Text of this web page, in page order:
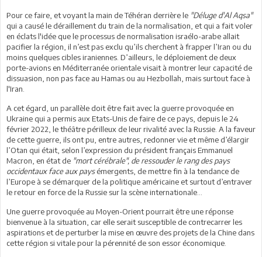
Pour ce faire, et voyant la main de Téhéran derrière le "Déluge d'Al Aqsa"
qui a causé le déraillement du train de la normalisation, et qui a fait voler
en éclats l'idée que le processus de normalisation israélo-arabe allait
pacifier la région, il n’est pas exclu qu’ils cherchent à frapper l’Iran ou du
moins quelques cibles iraniennes. D’ailleurs, le déploiement de deux
porte-avions en Méditerranée orientale visait à montrer leur capacité de
dissuasion, non pas face au Hamas ou au Hezbollah, mais surtout face à
l'Iran.
A cet égard, un parallèle doit être fait avec la guerre provoquée en
Ukraine qui a permis aux Etats-Unis de faire de ce pays, depuis le 24
février 2022, le théâtre périlleux de leur rivalité avec la Russie. A la faveur
de cette guerre, ils ont pu, entre autres, redonner vie et même d’élargir
l’Otan qui était, selon l’expression du président français Emmanuel
Macron, en état de "mort cérébrale", de ressouder le rang des pays
occidentaux face aux paysémergents, de mettre fin à la tendance de
l’Europe à se démarquer de la politique américaine et surtout d’entraver
le retour en force de la Russie sur la scène internationale…
Une guerre provoquée au Moyen-Orient pourrait être une réponse
bienvenue à la situation, car elle serait susceptible de contrecarrer les
aspirations et de perturber la mise en œuvre des projets de la Chine dans
cette région si vitale pour la pérennité de son essor économique.